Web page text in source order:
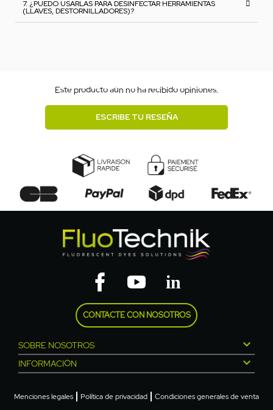
7. ¿PUEDO USARLAS PARA DESINFECTAR HERRAMIENTAS
(LLAVES, DESTORNILLADORES)?
Este producto aún no ha recibido opiniones.
ESCRIBE TU RESEÑA
CONTACTE CON NOSOTROS
SOBRE NOSOTROS 
INFORMACIÓN 
Menciones legales Política de privacidad Condiciones generales de venta